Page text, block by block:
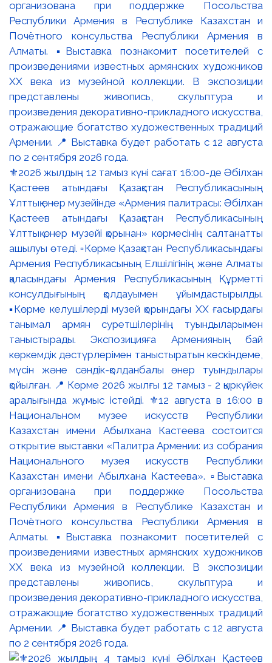
⚜️2026 жылдың 12 тамыз күні сағат 16:00-де Әбілхан
Қастеев атындағы Қазақстан Республикасының
Ұлттық өнер музейінде «Армения палитрасы: Әбілхан
Қастеев атындағы Қазақстан Республикасының
Ұлттық өнер музейі қорынан» көрмесінің салтанатты
ашылуы өтеді. ▫️Көрме Қазақстан Республикасындағы
Армения Республикасының Елшілігінің және Алматы
қаласындағы Армения Республикасының Құрметті
консулдығының қолдауымен ұйымдастырылды.
▪️Көрме келушілерді музей қорындағы ХХ ғасырдағы
танымал армян суретшілерінің туындыларымен
таныстырады. Экспозицияға Арменияның бай
көркемдік дәстүрлерімен таныстыратын кескіндеме,
мүсін және сәндік-қолданбалы өнер туындылары
қойылған. 📍 Көрме 2026 жылғы 12 тамыз - 2 қыркүйек
аралығында жұмыс істейді. ⚜️12 августа в 16:00 в
Национальном музее искусств Республики
Казахстан имени Абылхана Кастеева состоится
открытие выставки «Палитра Армении: из собрания
Национального музея искусств Республики
Казахстан имени Абылхана Кастеева». ▫️Выставка
организована при поддержке Посольства
Республики Армения в Республике Казахстан и
Почётного консульства Республики Армения в
Алматы. ▪️Выставка познакомит посетителей с
произведениями известных армянских художников
XX века из музейной коллекции. В экспозиции
представлены живопись, скульптура и
произведения декоративно-прикладного искусства,
отражающие богатство художественных традиций
Армении. 📍 Выставка будет работать с 12 августа
по 2 сентября 2026 года.